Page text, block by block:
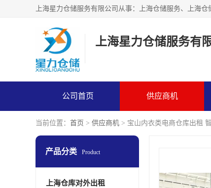
上海星力仓储服务有
公司首页 供应商机
当前位置： 首页 > 供应商机 > 宝山内衣类电商仓库出租
产品分类 Product
上海仓库对外出租